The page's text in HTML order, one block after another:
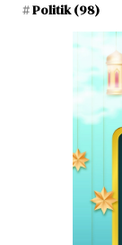
Politik(98)